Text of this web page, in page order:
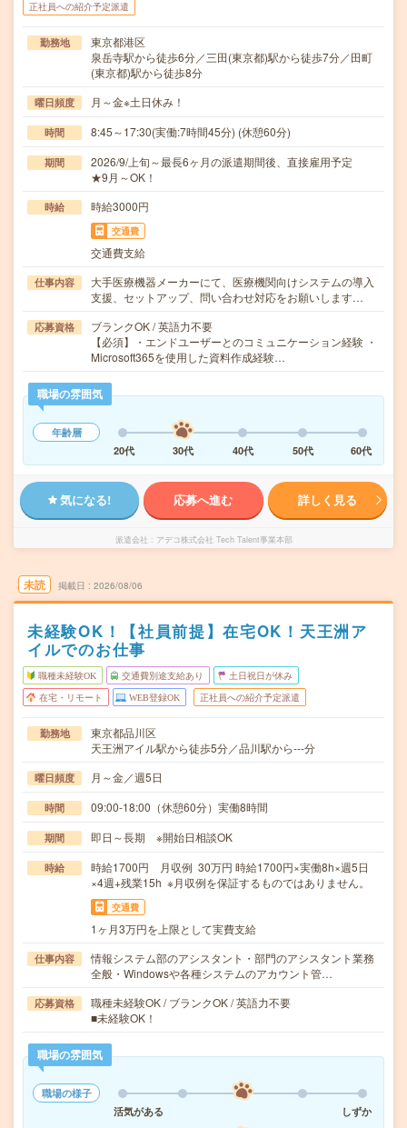
正社員への紹介予定派遣
勤務地
東京都港区
泉岳寺駅から徒歩6分／三田(東京都)駅から徒歩7分／田町
(東京都)駅から徒歩8分
曜日頻度 月～金※土日休み！
時間 8:45～17:30(実働:7時間45分) (休憩60分)
期間
2026/9/上旬～最長6ヶ月の派遣期間後、直接雇用予定
★9月～OK！
時給 時給3000円
交通費
交通費支給
仕事内容
大手医療機器メーカーにて、医療機関向けシステムの導入
支援、セットアップ、問い合わせ対応をお願いします…
応募資格
ブランクOK / 英語力不要
【必須】・エンドユーザーとのコミュニケーション経験 ・
Microsoft365を使用した資料作成経験…
職場の雰囲気
年齢層
20代
30代 40代 50代 60代
気になる! 応募へ進む 詳しく見る
派遣会社 アデコ株式会社 Tech Talent事業本部
未読 掲載日 2026/08/06
未経験OK！【社員前提】在宅OK！天王洲ア
イルでのお仕事
職種未経験OK 交通費別途支給あり 土日祝日が休み
在宅・リモート WEB登録OK 正社員への紹介予定派遣
勤務地
東京都品川区
天王洲アイル駅から徒歩5分／品川駅から---分
曜日頻度 月～金／週5日
時間 09:00-18:00（休憩60分）実働8時間
期間 即日～長期 ※開始日相談OK
時給
時給1700円 月収例 30万円 時給1700円×実働8h×週5日
×4週+残業15h ※月収例を保証するものではありません。
交通費
1ヶ月3万円を上限として実費支給
仕事内容
情報システム部のアシスタント・部門のアシスタント業務
全般・Windowsや各種システムのアカウント管…
応募資格
職種未経験OK / ブランクOK / 英語力不要
■未経験OK！
職場の雰囲気
職場の様子
活気がある
しずか